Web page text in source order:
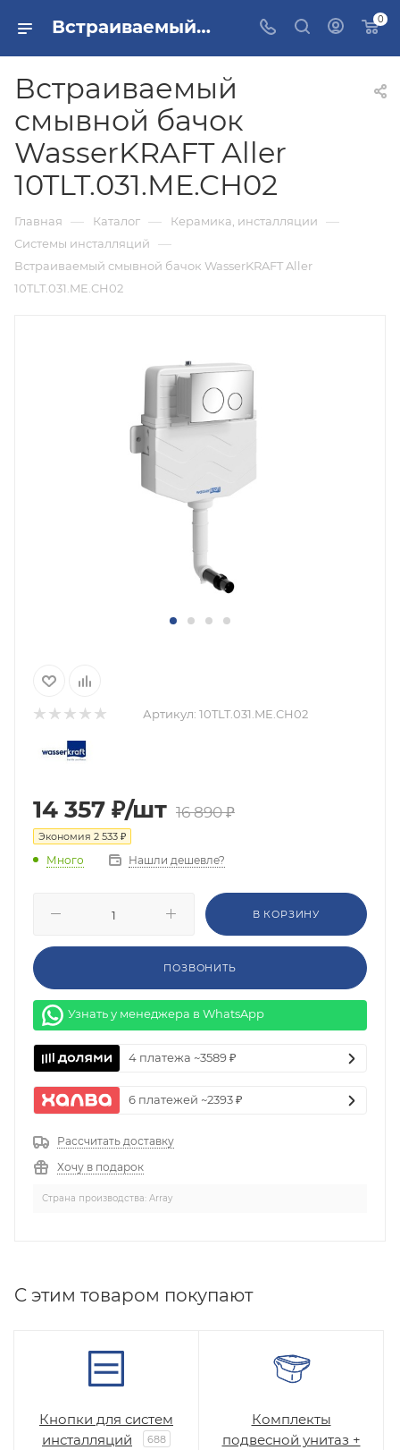
Встраиваемый смывной бачок WasserKRAFT Aller 10TLT.031.ME.CH02 купить в Москве 0
Встраиваемый
смывной бачок
WasserKRAFT Aller
10TLT.031.ME.CH02
Главная — Каталог — Керамика, инсталляции —
Системы инсталляций —
Встраиваемый смывной бачок WasserKRAFT Aller
10TLT.031.ME.CH02
Артикул: 10TLT.031.ME.CH02
14 357 ₽/шт 16 890₽
Экономия 2 533 ₽
Много Нашли дешевле?
В КОРЗИНУ
ПОЗВОНИТЬ
Узнать у менеджера в WhatsApp
4 платежа ~3589 ₽
6 платежей ~2393 ₽
Рассчитать доставку
Хочу в подарок
Страна производства: Array
C этим товаром покупают
Кнопки для систем
инсталляций
688
Комплекты
подвесной унитаз +